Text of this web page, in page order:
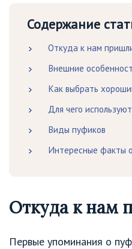
Содержание
Откуда к нам
Внешние
Как выбрать
Для чего
Виды пуфиков
Интересные факты
Откуда к нам
Первые упоминания о